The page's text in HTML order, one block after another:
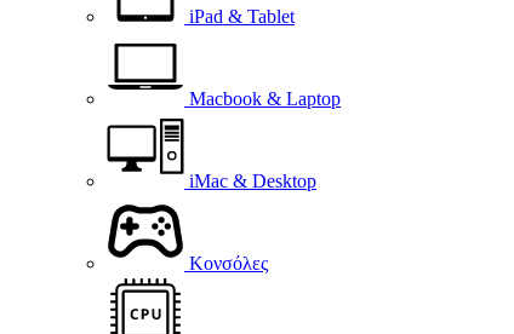
iPad & Tablet
Macbook & Laptop
iMac & Desktop
Κονσόλες